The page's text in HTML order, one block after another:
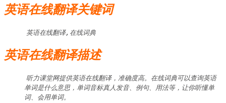
英语在线翻译关键词
英语在线翻译,在线词典
英语在线翻译描述
听力课堂网提供英语在线翻译，准确度高。在线词典可以查询英语
单词是什么意思，单词音标真人发音、例句、用法等，让你听懂单
词、会用单词。